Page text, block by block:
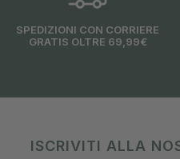
SPEDIZIONI CON CORRIERE
GRATIS OLTRE 69,99€
ISCRIVITI ALLA